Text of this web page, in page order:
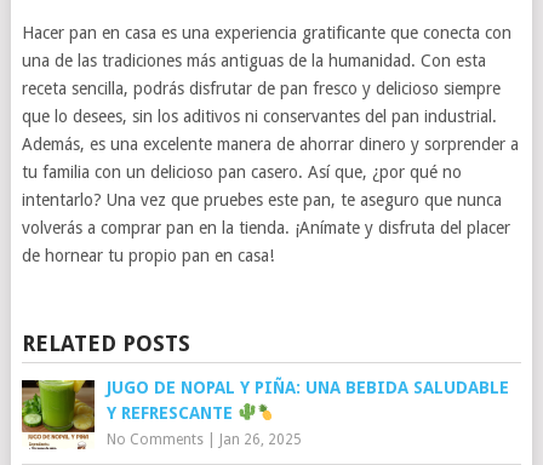
Hacer pan en casa es una experiencia gratificante que conecta con
una de las tradiciones más antiguas de la humanidad. Con esta
receta sencilla, podrás disfrutar de pan fresco y delicioso siempre
que lo desees, sin los aditivos ni conservantes del pan industrial.
Además, es una excelente manera de ahorrar dinero y sorprender a
tu familia con un delicioso pan casero. Así que, ¿por qué no
intentarlo? Una vez que pruebes este pan, te aseguro que nunca
volverás a comprar pan en la tienda. ¡Anímate y disfruta del placer
de hornear tu propio pan en casa!
RELATED POSTS
JUGO DE NOPAL Y PIÑA: UNA BEBIDA SALUDABLE
Y REFRESCANTE
No Comments| Jan 26, 2025